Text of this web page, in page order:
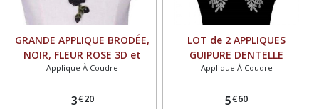
GRANDE APPLIQUE BRODÉE,
NOIR, FLEUR ROSE 3D et
FEUILLE, 13 x 30 cm , Patch à
Applique À Coudre
3€20
LOT de 2 APPLIQUES
GUIPURE DENTELLE
SYMÉTRIQUES, FLEUR /
** à coudre - ACD111
Applique À Coudre
5€60